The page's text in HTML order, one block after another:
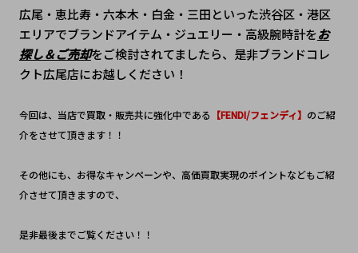
広尾・恵比寿・六本木・白金・三田といった渋谷区・港区
エリアでブランドアイテム・ジュエリー・高級腕時計をお
探し＆ご売却をご検討されてましたら、是非ブランドコレ
クト広尾店にお越しください！
今回は、当店で買取・販売共に強化中である 【FENDI/フェンディ】 のご紹
介をさせて頂きます！！
その他にも、お得なキャンペーンや、高価買取実現のポイントなどもご紹
介させて頂きますので、
是非最後までご覧ください！！